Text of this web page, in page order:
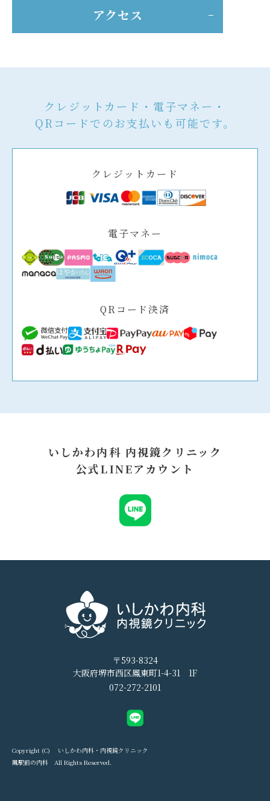
アクセス
クレジットカード・電子マネー・
QRコードでのお支払いも可能です。
クレジットカード
電子マネー
QRコード決済
いしかわ内科 内視鏡クリニック
公式LINEアカウント
〒593-8324
大阪府堺市西区鳳東町1-4-31 1F
072-272-2101
Copyright (C) いしかわ内科・内視鏡クリニック
鳳駅前の内科 All Rights Reserved.